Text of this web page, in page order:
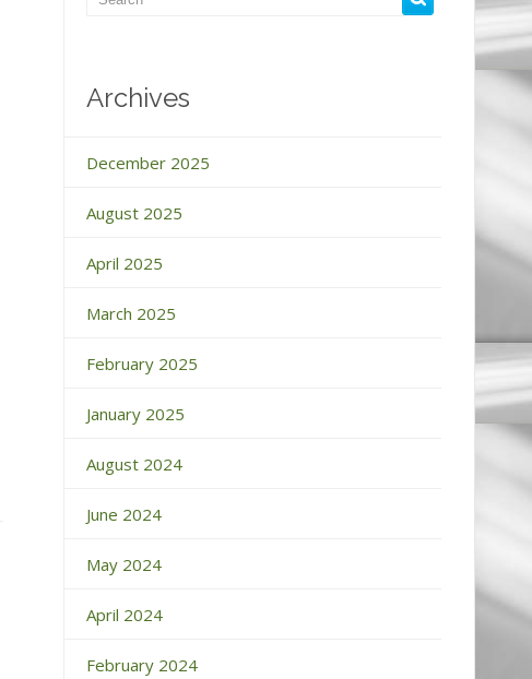
Archives
December 2025
August 2025
April 2025
March 2025
February 2025
January 2025
August 2024
June 2024
May 2024
April 2024
February 2024